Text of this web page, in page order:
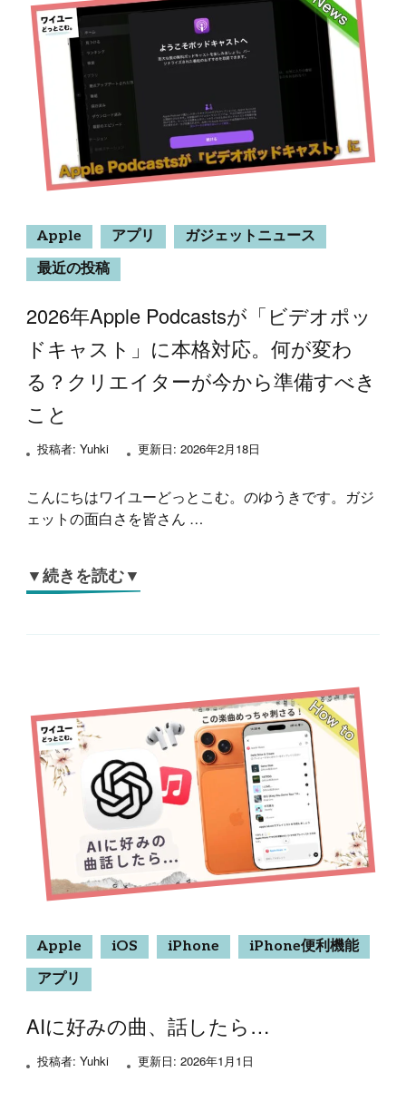
Apple アプリ
ガジェットニュース
最近の投稿
2026年Apple Podcastsが「ビデオポッ
ドキャスト」に本格対応。何が変わ
る？クリエイターが今から準備すべき
こと
投稿者: Yuhki 更新日: 2026年2月18日
こんにちはワイユーどっとこむ。のゆうきです。ガジ
ェットの面白さを皆さん …
▼続きを読む▼
Apple iOS iPhone
iPhone便利機能
アプリ
AIに好みの曲、話したら…
投稿者: Yuhki 更新日: 2026年1月1日